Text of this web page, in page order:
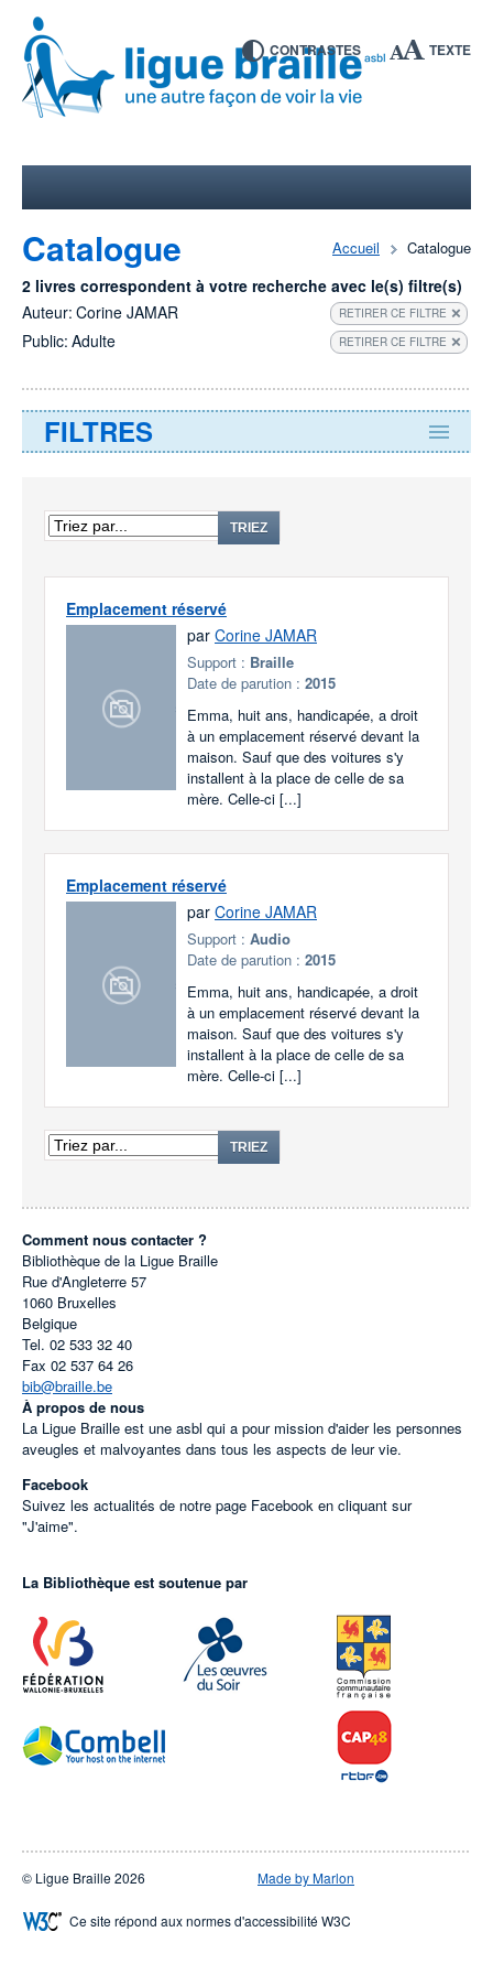
CONTRASTES TEXTE
Accueil Catalogue
Catalogue
2 livres correspondent à votre recherche avec le(s) filtre(s)
Auteur: Corine JAMAR RETIRER CE FILTRE
Public: Adulte RETIRER CE FILTRE
FILTRES
TRIEZ
Emplacement réservé
par Corine JAMAR
Support : Braille
Date de parution : 2015
Emma, huit ans, handicapée, a droit
à un emplacement réservé devant la
maison. Sauf que des voitures s'y
installent à la place de celle de sa
mère. Celle-ci [...]
Emplacement réservé
par Corine JAMAR
Support : Audio
Date de parution : 2015
Emma, huit ans, handicapée, a droit
à un emplacement réservé devant la
maison. Sauf que des voitures s'y
installent à la place de celle de sa
mère. Celle-ci [...]
TRIEZ
Comment nous contacter ?
Bibliothèque de la Ligue Braille
Rue d'Angleterre 57
1060 Bruxelles
Belgique
Tel. 02 533 32 40
Fax 02 537 64 26
bib@braille.be
À propos de nous
La Ligue Braille est une asbl qui a pour mission d'aider les personnes
aveugles et malvoyantes dans tous les aspects de leur vie.
Facebook
Suivez les actualités de notre page Facebook en cliquant sur
"J'aime".
La Bibliothèque est soutenue par
© Ligue Braille 2026 Made by Marlon
Ce site répond aux normes d'accessibilité W3C